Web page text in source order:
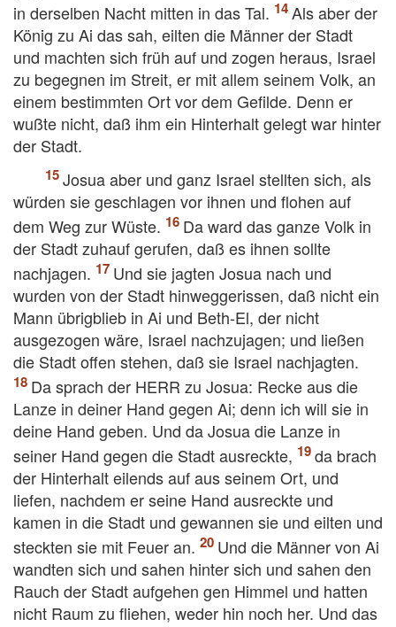
in derselben Nacht mitten in das Tal.
Als aber der
König zu Ai das sah, eilten die Männer der Stadt
und machten sich früh auf und zogen heraus, Israel
zu begegnen im Streit, er mit allem seinem Volk, an
einem bestimmten Ort vor dem Gefilde. Denn er
wußte nicht, daß ihm ein Hinterhalt gelegt war hinter
der Stadt.
Josua aber und ganz Israel stellten sich, als
würden sie geschlagen vor ihnen und flohen auf
dem Weg zur Wüste.
Da ward das ganze Volk in
der Stadt zuhauf gerufen, daß es ihnen sollte
nachjagen.
Und sie jagten Josua nach und
wurden von der Stadt hinweggerissen, daß nicht ein
Mann übrigblieb in Ai und Beth-El, der nicht
ausgezogen wäre, Israel nachzujagen; und ließen
die Stadt offen stehen, daß sie Israel nachjagten.
Da sprach der HERR zu Josua: Recke aus die
Lanze in deiner Hand gegen Ai; denn ich will sie in
deine Hand geben. Und da Josua die Lanze in
seiner Hand gegen die Stadt ausreckte,
da brach
der Hinterhalt eilends auf aus seinem Ort, und
liefen, nachdem er seine Hand ausreckte und
kamen in die Stadt und gewannen sie und eilten und
steckten sie mit Feuer an.
Und die Männer von Ai
wandten sich und sahen hinter sich und sahen den
Rauch der Stadt aufgehen gen Himmel und hatten
nicht Raum zu fliehen, weder hin noch her. Und das